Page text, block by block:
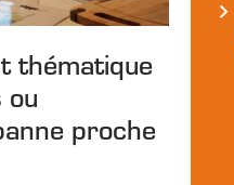
thématique
ou
proche